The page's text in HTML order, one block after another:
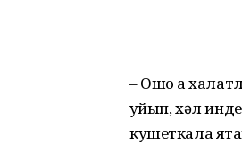
– Ошо аҡ
ҡуйып, хәл
кушеткала